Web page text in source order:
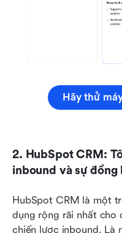
Hãy thử
2. HubSpot CRM:
inbound và sự đồng
HubSpot CRM là một
dụng rộng rãi nhất cho
chiến lược inbound. Là